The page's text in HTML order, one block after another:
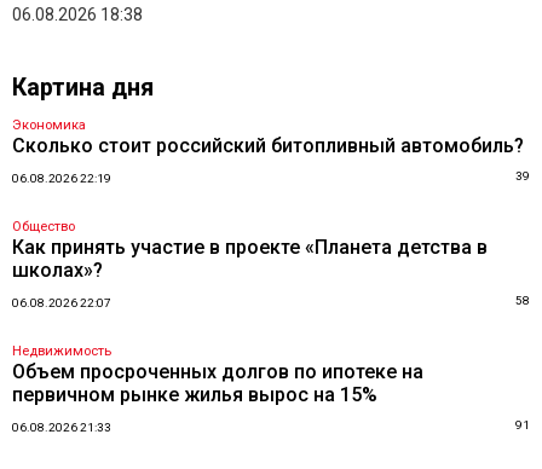
06.08.2026 18:38
Картина дня
Экономика
Сколько стоит российский битопливный автомобиль?
06.08.2026 22:19 39
Общество
Как принять участие в проекте «Планета детства в
школах»?
06.08.2026 22:07 58
Недвижимость
Объем просроченных долгов по ипотеке на
первичном рынке жилья вырос на 15%
06.08.2026 21:33 91